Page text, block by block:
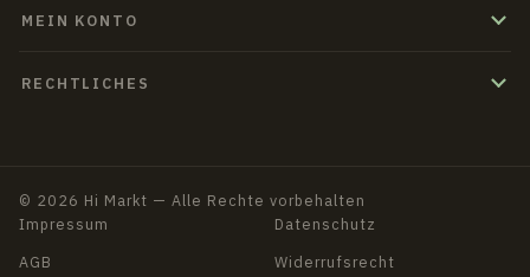
MEIN KONTO
RECHTLICHES
© 2026 Hi Markt — Alle Rechte vorbehalten
Impressum
Datenschutz
AGB
Widerrufsrecht